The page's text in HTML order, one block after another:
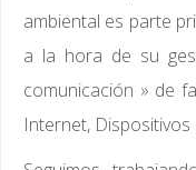
ambiental es parte
a la hora de su
comunicación » de
Internet, Dispositivos